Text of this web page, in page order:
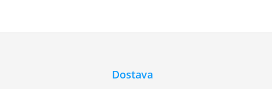
Dostava